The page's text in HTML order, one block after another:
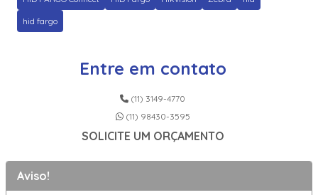
hid fargo
Entre em contato
(11) 3149-4770
(11) 98430-3595
SOLICITE UM ORÇAMENTO
Aviso!